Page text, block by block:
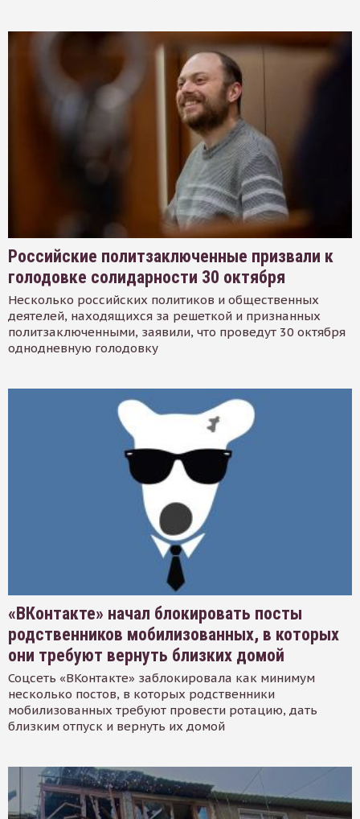
Российские политзаключенные призвали к
голодовке солидарности 30 октября
Несколько российских политиков и общественных
деятелей, находящихся за решеткой и признанных
политзаключенными, заявили, что проведут 30 октября
однодневную голодовку
«ВКонтакте» начал блокировать посты
родственников мобилизованных, в которых
они требуют вернуть близких домой
Соцсеть «ВКонтакте» заблокировала как минимум
несколько постов, в которых родственники
мобилизованных требуют провести ротацию, дать
близким отпуск и вернуть их домой